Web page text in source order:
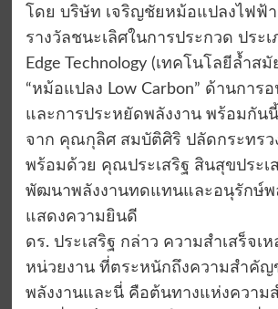
โดย บริษัท เจริญชัยหม้อแปลงไฟฟ้
รางวัลชนะเลิศในการประกวด ประ
Edge Technology (เทคโนโลยีล้ำส
“หม้อแปลง Low Carbon” ด้านการ
และการประหยัดพลังงาน พร้อมกัน
จาก คุณกุลิศ สมบัติศิริ ปลัดกระทรว
พร้อมด้วย คุณประเสริฐ สินสุขประเ
พัฒนาพลังงานทดแทนและอนุรักษ์พ
แสดงความยินดี
ดร. ประเสริฐ กล่าว ความสำเสร็จเ
หน่วยงาน ที่ตระหนักถึงความสำคัญ
พลังงานและนี่ คือต้นทางแห่งความ